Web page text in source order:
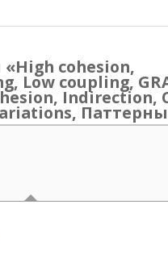
cohesion,
Low coupling,
Indirection,